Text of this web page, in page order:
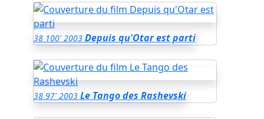
38 100' 2003 Depuis qu'Otar est parti
38 97' 2003 Le Tango des Rashevski